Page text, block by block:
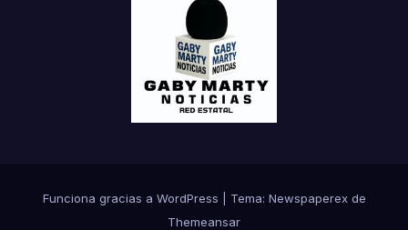
Funciona gracias a WordPress
Tema: Newspaperex de
Themeansar